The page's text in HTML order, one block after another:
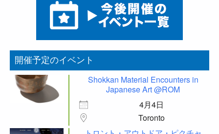
開催予定のイベント
Shokkan Material Encounters in
Japanese Art @ROM
4月4日
Toronto